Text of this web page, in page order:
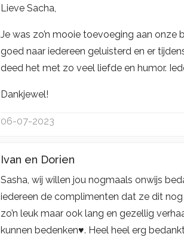
Lieve Sacha,
Je was zo’n mooie toevoeging aan onze
goed naar iedereen geluisterd en er
deed het met zo veel liefde en humor.
Dankjewel!
06-07-2023
Ivan en Dorien
Sasha, wij willen jou nogmaals onwijs
iedereen de complimenten dat ze dit
zo’n leuk maar ook lang en gezellig
kunnen bedenken♥️. Heel heel erg